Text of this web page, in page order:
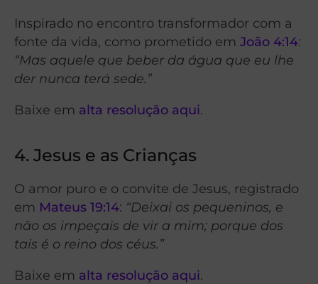
Inspirado no encontro transformador com a
fonte da vida, como prometido em João 4:14:
“Mas aquele que beber da água que eu lhe
der nunca terá sede.”
Baixe em alta resolução aqui.
4. Jesus e as Crianças
O amor puro e o convite de Jesus, registrado
em Mateus 19:14: “Deixai os pequeninos, e
não os impeçais de vir a mim; porque dos
tais é o reino dos céus.”
Baixe em alta resolução aqui.